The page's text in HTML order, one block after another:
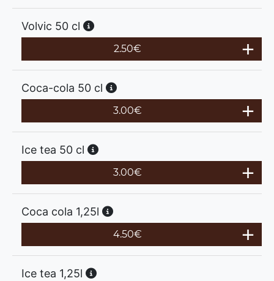
Volvic 50 cl
2.50€
Coca-cola 50 cl
3.00€
Ice tea 50 cl
3.00€
Coca cola 1,25l
4.50€
Ice tea 1,25l